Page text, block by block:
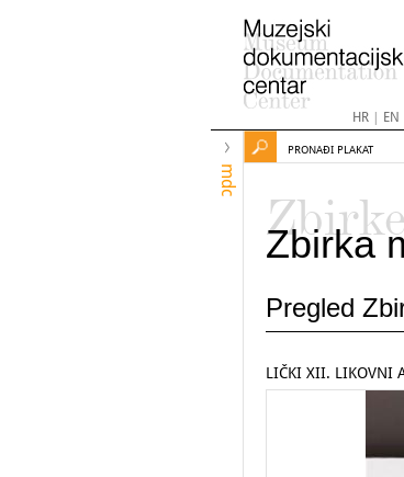
HR| EN
mdc
PRONAĐI PLAKAT
Zbirka
Pregled
LIČKI XII. LIKOVNI